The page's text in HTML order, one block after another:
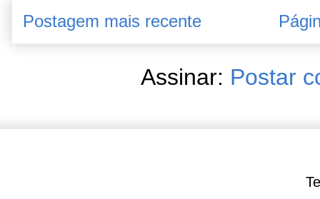
Postagem mais recente
Assinar: Postar